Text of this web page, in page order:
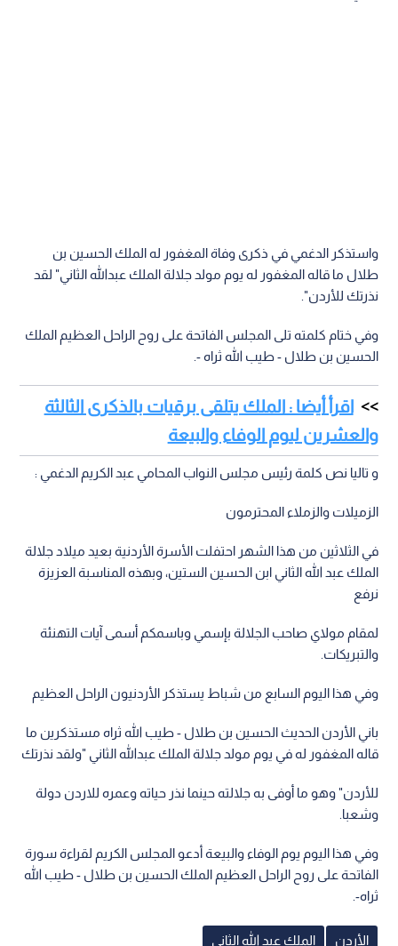
واستذكر الدغمي في ذكرى وفاة المغفور له الملك الحسين بن
طلال ما قاله المغفور له يوم مولد جلالة الملك عبدالله الثاني" لقد
نذرتك للأردن".
وفي ختام كلمته تلى المجلس الفاتحة على روح الراحل العظيم الملك
الحسين بن طلال - طيب الله ثراه -.
اقرأ أيضا : الملك يتلقى برقيات بالذكرى الثالثة
والعشرين ليوم الوفاء والبيعة
و تاليا نص كلمة رئيس مجلس النواب المحامي عبد الكريم الدغمي :
الزميلات والزملاء المحترمون
في الثلاثين من هذا الشهر احتفلت الأسرة الأردنية بعيد ميلاد جلالة
الملك عبد الله الثاني ابن الحسين الستين، وبهذه المناسبة العزيزة
نرفع
لمقام مولاي صاحب الجلالة بإسمي وباسمكم أسمى آيات التهنئة
والتبريكات.
وفي هذا اليوم السابع من شباط يستذكر الأردنيون الراحل العظيم
باني الأردن الحديث الحسين بن طلال - طيب الله ثراه مستذكرين ما
قاله المغفور له في يوم مولد جلالة الملك عبدالله الثاني "ولقد نذرتك
للأردن" وهو ما أوفى به جلالته حينما نذر حياته وعمره للاردن دولة
وشعبا.
وفي هذا اليوم يوم الوفاء والبيعة أدعو المجلس الكريم لقراءة سورة
الفاتحة على روح الراحل العظيم الملك الحسين بن طلال - طيب الله
ثراه-.
الأردن الملك عبد الله الثاني